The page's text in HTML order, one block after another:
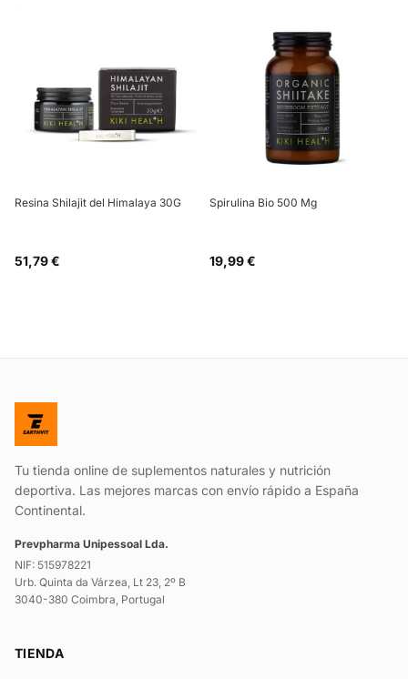
Resina Shilajit del Himalaya 30G
51,79 €
Spirulina Bio 500 Mg
19,99 €
Tu tienda online de suplementos naturales y nutrición
deportiva. Las mejores marcas con envío rápido a España
Continental.
Prevpharma Unipessoal Lda.
NIF: 515978221
Urb. Quinta da Várzea, Lt 23, 2º B
3040-380 Coimbra, Portugal
TIENDA